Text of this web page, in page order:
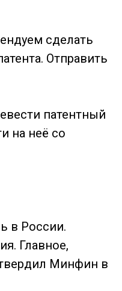
сделать
Отправить
патентный
на неё со
в России.
Главное,
Минфин в